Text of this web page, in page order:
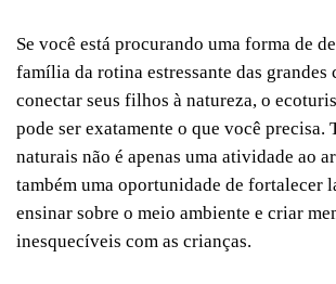
Se você está procurando uma forma de
família da rotina estressante das grandes
conectar seus filhos à natureza, o
pode ser exatamente o que você precisa.
naturais não é apenas uma atividade ao
também uma oportunidade de fortalecer
ensinar sobre o meio ambiente e criar
inesquecíveis com as crianças.